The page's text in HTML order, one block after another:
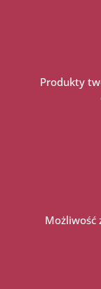
Produkty
Możliwość